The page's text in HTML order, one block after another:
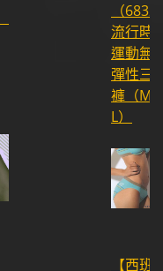
（6832
流行時
運動無
彈性三
褲（M
L）
【西班